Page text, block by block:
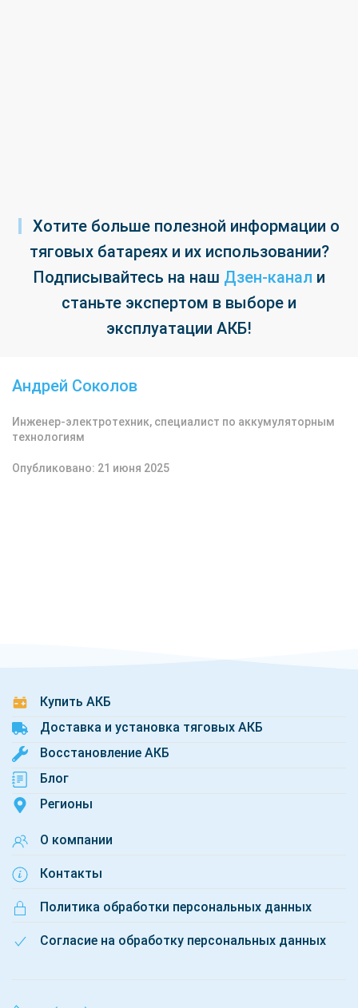
Хотите больше полезной информации о
тяговых батареях и их использовании?
Подписывайтесь на наш Дзен-канал и
станьте экспертом в выборе и
эксплуатации АКБ!
Андрей Соколов
Инженер-электротехник, специалист по аккумуляторным
технологиям
Опубликовано: 21 июня 2025
Купить АКБ
Доставка и установка тяговых АКБ
Восстановление АКБ
Блог
Регионы
О компании
Контакты
Политика обработки персональных данных
Согласие на обработку персональных данных